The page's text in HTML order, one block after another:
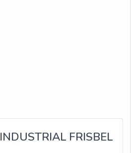
FRISBEL